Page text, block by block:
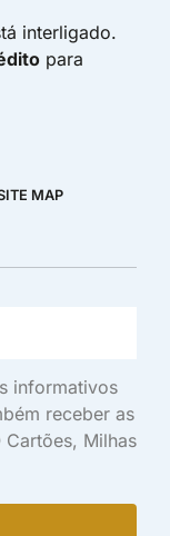
interligado.
para
MAP
informativos
receber as
Milhas